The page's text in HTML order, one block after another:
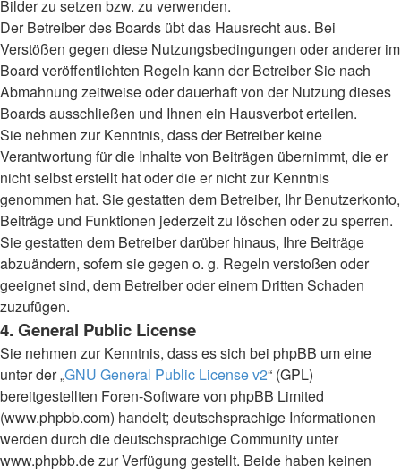
Bilder zu setzen bzw. zu verwenden.
Der Betreiber des Boards übt das Hausrecht aus. Bei
Verstößen gegen diese Nutzungsbedingungen oder anderer im
Board veröffentlichten Regeln kann der Betreiber Sie nach
Abmahnung zeitweise oder dauerhaft von der Nutzung dieses
Boards ausschließen und Ihnen ein Hausverbot erteilen.
Sie nehmen zur Kenntnis, dass der Betreiber keine
Verantwortung für die Inhalte von Beiträgen übernimmt, die er
nicht selbst erstellt hat oder die er nicht zur Kenntnis
genommen hat. Sie gestatten dem Betreiber, Ihr Benutzerkonto,
Beiträge und Funktionen jederzeit zu löschen oder zu sperren.
Sie gestatten dem Betreiber darüber hinaus, Ihre Beiträge
abzuändern, sofern sie gegen o. g. Regeln verstoßen oder
geeignet sind, dem Betreiber oder einem Dritten Schaden
zuzufügen.
4. General Public License
Sie nehmen zur Kenntnis, dass es sich bei phpBB um eine
unter der „GNU General Public License v2“ (GPL)
bereitgestellten Foren-Software von phpBB Limited
(www.phpbb.com) handelt; deutschsprachige Informationen
werden durch die deutschsprachige Community unter
www.phpbb.de zur Verfügung gestellt. Beide haben keinen